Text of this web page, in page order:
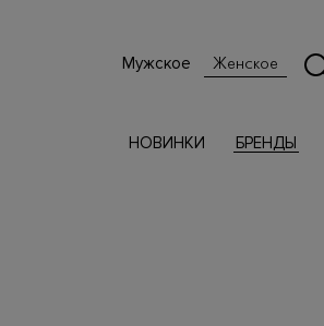
Мужское Женское
НОВИНКИ БРЕНДЫ